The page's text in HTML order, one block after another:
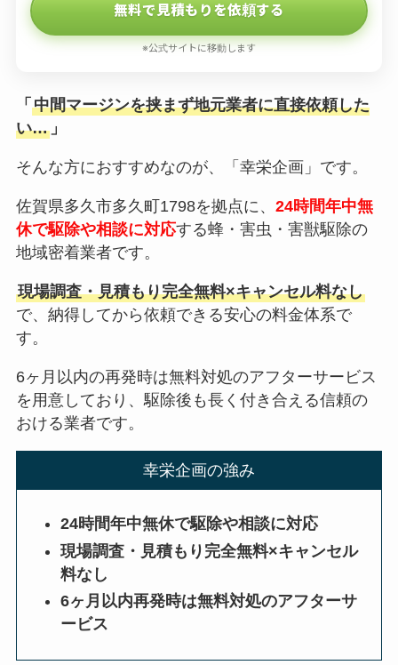
無料で見積もりを依頼する
※公式サイトに移動します
「 中間マージンを挟まず地元業者に直接依頼した
い…」
そんな方におすすめなのが、「幸栄企画」です。
佐賀県多久市多久町1798を拠点に、 24時間年中無
休で駆除や相談に対応する蜂・害虫・害獣駆除の
地域密着業者です。
現場調査・見積もり完全無料×キャンセル料なし
で、納得してから依頼できる安心の料金体系で
す。
6ヶ月以内の再発時は無料対処のアフターサービス
を用意しており、駆除後も長く付き合える信頼の
おける業者です。
幸栄企画の強み
24時間年中無休で駆除や相談に対応
現場調査・見積もり完全無料×キャンセル
料なし
6ヶ月以内再発時は無料対処のアフターサ
ービス